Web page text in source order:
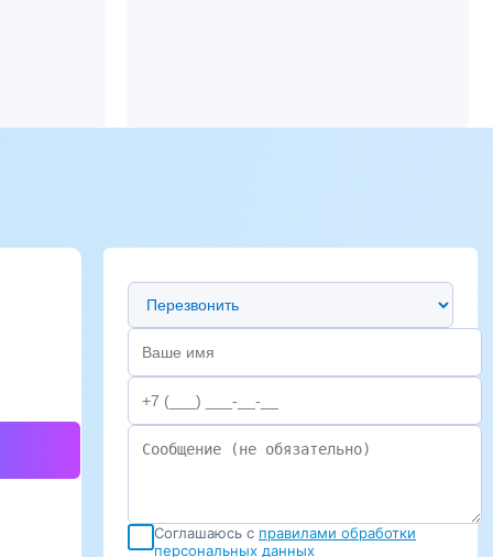
Предпочтительный способ связи
Соглашаюсь с правилами обработки
персональных данных